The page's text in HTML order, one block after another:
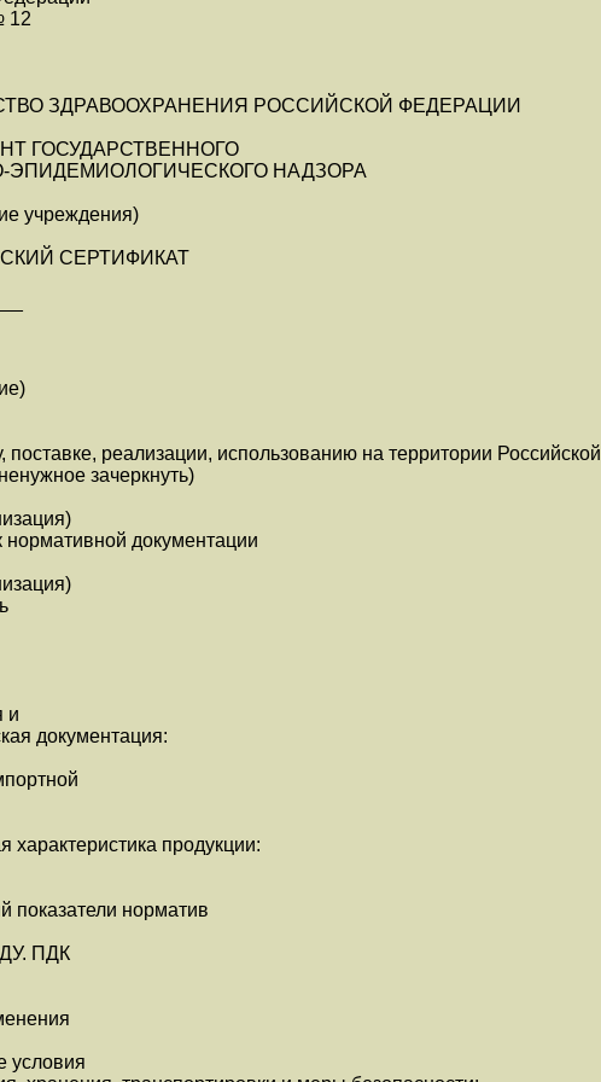
12
ЗДРАВООХРАНЕНИЯ РОССИЙСКОЙ ФЕДЕРАЦИИ
ГОСУДАРСТВЕННОГО
ЭПИДЕМИОЛОГИЧЕСКОГО НАДЗОРА
учреждения)
СЕРТИФИКАТ
поставке, реализации, использованию на территории Российской
зачеркнуть)
нормативной документации
и
документация:
характеристика продукции:
показатели норматив
ПДК
условия